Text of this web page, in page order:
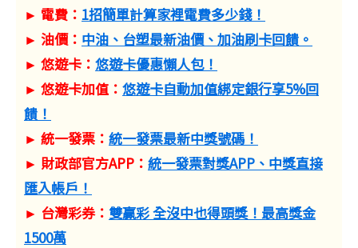
► 電費： 1招簡單計算家裡電費多少錢！
► 油價： 中油、台塑最新油價、加油刷卡回饋。
► 悠遊卡： 悠遊卡優惠懶人包！
► 悠遊卡加值： 悠遊卡自動加值綁定銀行享5%回
饋！
► 統一發票： 統一發票最新中獎號碼！
► 財政部官方APP： 統一發票對獎APP、中獎直接
匯入帳戶！
► 台灣彩券： 雙贏彩 全沒中也得頭獎！最高獎金
1500萬